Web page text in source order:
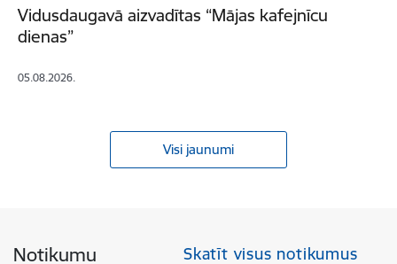
Vidusdaugavā aizvadītas “Mājas kafejnīcu
dienas”
05.08.2026.
Visi jaunumi
Notikumu
Skatīt visus notikumus